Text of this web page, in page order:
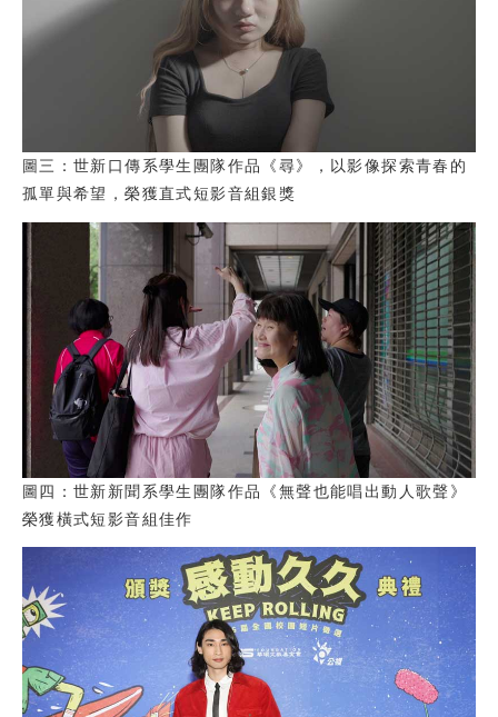
圖三：世新口傳系學生團隊作品《尋》，以影像探索青春的
孤單與希望，榮獲直式短影音組銀獎
圖四：世新新聞系學生團隊作品《無聲也能唱出動人歌聲》
榮獲橫式短影音組佳作